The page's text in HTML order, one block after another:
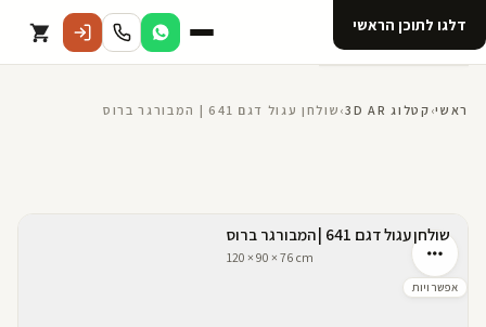
דלגו לתוכן הראשי
קטלוגראשי› קטלוג 3D AR › שולחן עגול דגם 641 | המבורגר ברוס